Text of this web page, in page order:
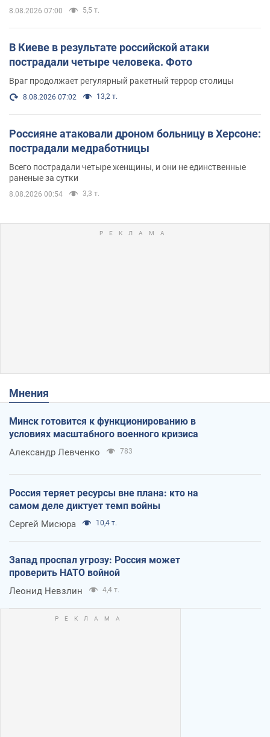
8.08.2026 07:00 5,5 т.
В Киеве в результате российской атаки
пострадали четыре человека. Фото
Враг продолжает регулярный ракетный террор столицы
8.08.2026 07:02 13,2 т.
Россияне атаковали дроном больницу в Херсоне:
пострадали медработницы
Всего пострадали четыре женщины, и они не единственные
раненые за сутки
8.08.2026 00:54 3,3 т.
Мнения
Минск готовится к функционированию в
условиях масштабного военного кризиса
Александр Левченко 783
Россия теряет ресурсы вне плана: кто на
самом деле диктует темп войны
Сергей Мисюра 10,4 т.
Запад проспал угрозу: Россия может
проверить НАТО войной
Леонид Невзлин 4,4 т.